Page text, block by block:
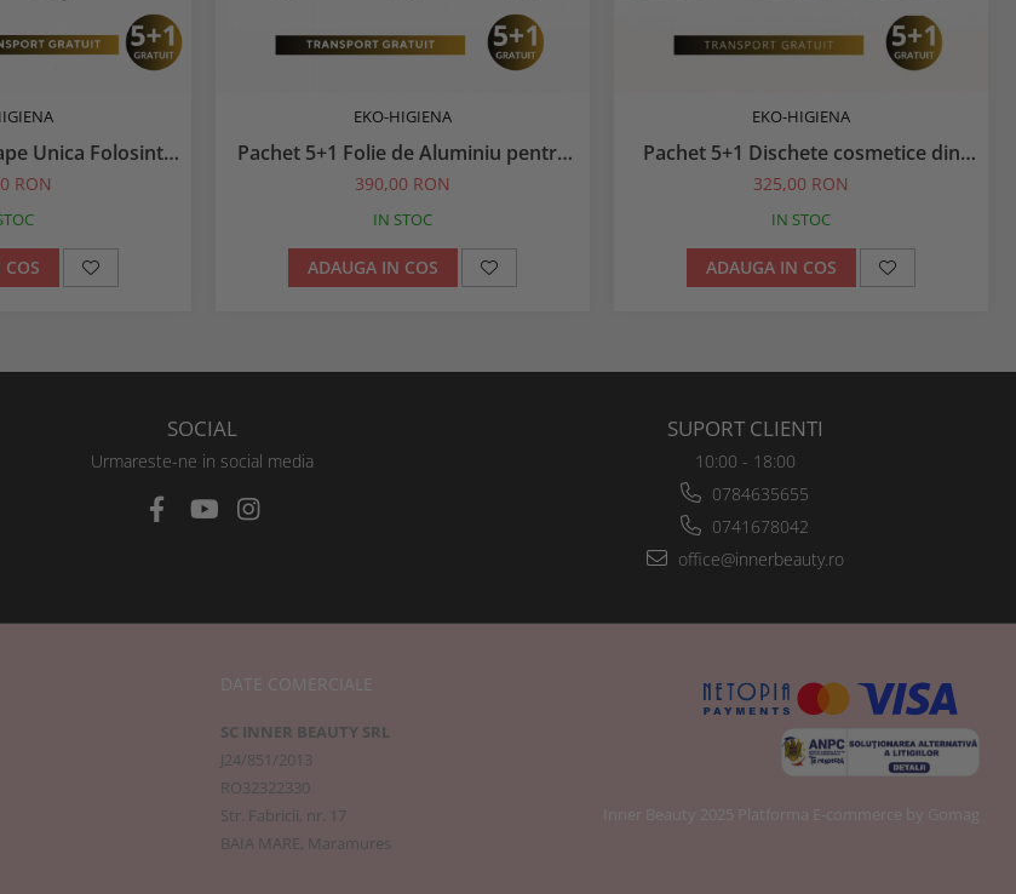
Unica Folosinta
100 buc
RON
EKO-HIGIENA
Pachet 5+1 Folie de Aluminiu pentru
Suvite 250 m
390,00 RON
IN STOC
ADAUGA IN COS
EKO-HIGIENA
Pachet 5+1 Dischete cosmetice din
Bumbac 0.5 kg
325,00 RON
IN STOC
ADAUGA IN COS
SOCIAL
Urmareste-ne in social media
SUPORT CLIENTI
10:00 - 18:00
0784635655
0741678042
office@innerbeauty.ro
DATE COMERCIALE
SC INNER BEAUTY SRL
J24/851/2013
RO32322330
Str. Fabricii, nr. 17
BAIA MARE, Maramures
Inner Beauty 2025 Platforma E-commerce by Gomag